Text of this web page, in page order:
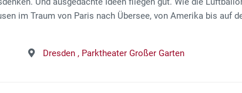
im Traum von Paris nach Übersee, von Amerika bis auf
Dresden , Parktheater Großer Garten